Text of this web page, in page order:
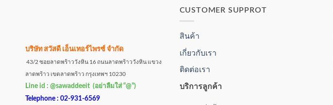
บริษัท สวัสดี เอ็นเทอร์ไพรซ์ จำกัด
43/2 ซอยลาดพร้าววังหิน 16 ถนนลาดพร้าววังหิน แขวง
ลาดพร้าว เขตลาดพร้าว กรุงเทพฯ 10230
Line id : @sawaddeeit (อย่าลืมใส่ “@”)
Telephone : 02-931-6569
CUSTOMER SUPPROT
สินค้า
เกี่ยวกับเรา
ติดต่อเรา
บริการลูกค้า